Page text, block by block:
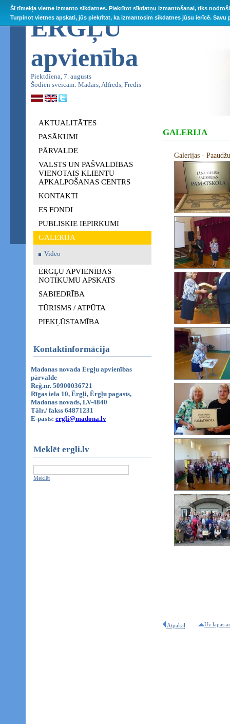
Šī tīmekļa vietne izmanto sīkdatnes. Piekrītot sīkdatņu izmantošanai, tiks
Turpinot vietnes apskati, jūs piekrītat, ka izmantosim sīkdatnes jūsu ierīcē.
ĒRGĻU
apvienība
Piektdiena, 7. augusts
Šodien sveicam: Madars, Alfrēds, Fredis
AKTUALITĀTES
PASĀKUMI
PĀRVALDE
VALSTS UN PAŠVALDĪBAS
VIENOTAIS KLIENTU
APKALPOŠANAS CENTRS
KONTAKTI
ES FONDI
PUBLISKIE IEPIRKUMI
GALERIJA
Video
ĒRGĻU APVIENĪBAS
NOTIKUMU APSKATS
SABIEDRĪBA
TŪRISMS / ATPŪTA
PIEKĻŪSTAMĪBA
Kontaktinformācija
Madonas novada Ērgļu apvienības
pārvalde
Reģ.nr. 50900036721
Rīgas iela 10, Ērgļi, Ērgļu pagasts,
Madonas novads, LV-4840
Tālr./ fakss 64871231
E-pasts: ergli@madona.lv
Meklēt ergli.lv
Meklēt
GALERIJA
Galerijas -
Atpakaļ Uz lapas